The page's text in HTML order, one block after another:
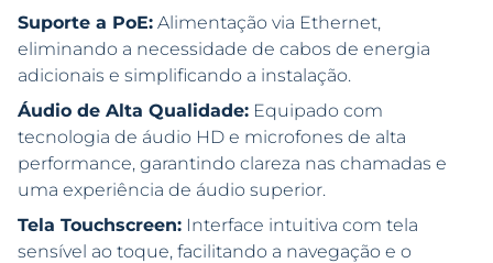
Suporte a PoE: Alimentação via Ethernet,
eliminando a necessidade de cabos de energia
adicionais e simplificando a instalação.
Áudio de Alta Qualidade: Equipado com
tecnologia de áudio HD e microfones de alta
performance, garantindo clareza nas chamadas e
uma experiência de áudio superior.
Tela Touchscreen: Interface intuitiva com tela
sensível ao toque, facilitando a navegação e o